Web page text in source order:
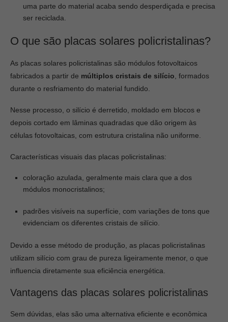
uma parte do material acaba sendo desperdiçada e precisa
ser reciclada.
O que são placas solares policristalinas?
As placas solares policristalinas são módulos fotovoltaicos
fabricados a partir de múltiplos cristais de silício , formados
durante o resfriamento do material fundido.
Nesse processo, o silício é derretido, moldado em blocos e
depois cortado em lâminas quadradas que dão origem às
células fotovoltaicas, com estrutura cristalina não uniforme.
Características visuais das placas policristalinas:
coloração azulada, geralmente mais clara que a dos
módulos monocristalinos;
padrões visíveis na superfície, com variações de tons que
evidenciam os diferentes cristais de silício.
Devido a esse método de produção, as placas policristalinas
utilizam silício com grau de pureza ligeiramente menor, o que
influencia diretamente sua eficiência energética.
Vantagens das placas solares policristalinas
Sem dúvidas, elas são uma alternativa eficiente e econômica